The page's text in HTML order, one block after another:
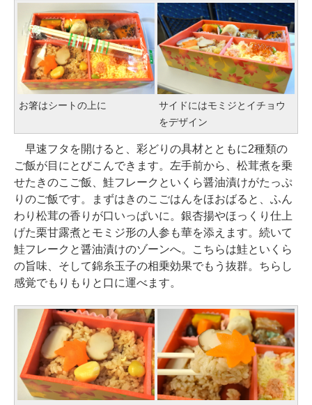
お箸はシートの上に
サイドにはモミジとイチョウ
をデザイン
早速フタを開けると、彩どりの具材とともに2種類の
ご飯が目にとびこんできます。左手前から、松茸煮を乗
せたきのこご飯、鮭フレークといくら醤油漬けがたっぷ
りのご飯です。まずはきのこごはんをほおばると、ふん
わり松茸の香りが口いっぱいに。銀杏揚やほっくり仕上
げた栗甘露煮とモミジ形の人参も華を添えます。続いて
鮭フレークと醤油漬けのゾーンへ。こちらは鮭といくら
の旨味、そして錦糸玉子の相乗効果でもう抜群。ちらし
感覚でもりもりと口に運べます。